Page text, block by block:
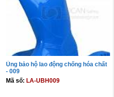
Ủng bảo hộ lao động chống hóa chất
- 009
Mã số: LA-UBH009